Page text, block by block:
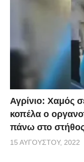
Αγρίνιο: Χαμός
κοπέλα ο
πάνω στο
15 ΑΥΓΟΎΣΤΟΥ, 2022